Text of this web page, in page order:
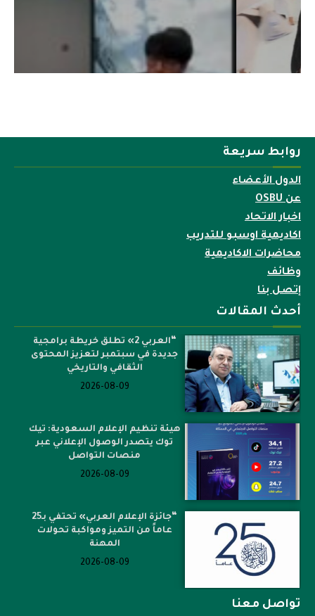
روابط سريعة
الدول الأعضاء
عن OSBU
اخبار الاتحاد
اكاديمية اوسبو للتدريب
محاضرات الاكاديمية
وظائف
إتصل بنا
أحدث المقالات
“العربي 2» تطلق خريطة برامجية
جديدة في سبتمبر لتعزيز المحتوى
الثقافي والتاريخي
2026-08-09
هيئة تنظيم الإعلام السعودية: تيك
توك يتصدر الوصول الإعلاني عبر
منصات التواصل
2026-08-09
“جائزة الإعلام العربي» تحتفي بـ25
عاماً من التميز ومواكبة تحولات
المهنة
2026-08-09
تواصل معنا